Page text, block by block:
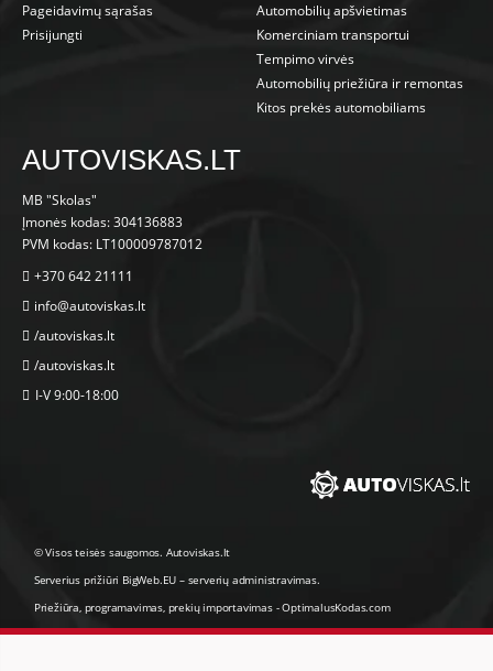
Pageidavimų sąrašas
Prisijungti
Automobilių apšvietimas
Komerciniam transportui
Tempimo virvės
Automobilių priežiūra ir remontas
Kitos prekės automobiliams
AUTOVISKAS.LT
MB "Skolas"
Įmonės kodas: 304136883
PVM kodas: LT100009787012
+370 642 21111
info@autoviskas.lt
/autoviskas.lt
/autoviskas.lt
I-V 9:00-18:00
© Visos teisės saugomos. Autoviskas.lt
Serverius prižiūri BigWeb.EU – serverių administravimas.
Priežiūra, programavimas, prekių importavimas-OptimalusKodas.com